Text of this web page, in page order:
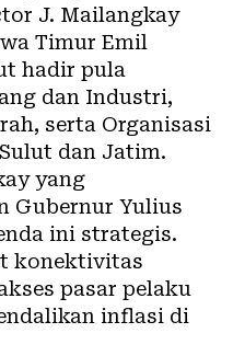
J. Mailangkay
Timur Emil
hadir pula
dan Industri,
serta Organisasi
dan Jatim.
yang
Gubernur Yulius
ini strategis.
konektivitas
pasar pelaku
inflasi di